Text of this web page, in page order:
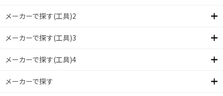
メーカーで探す(工具)2
メーカーで探す(工具)3
メーカーで探す(工具)4
メーカーで探す